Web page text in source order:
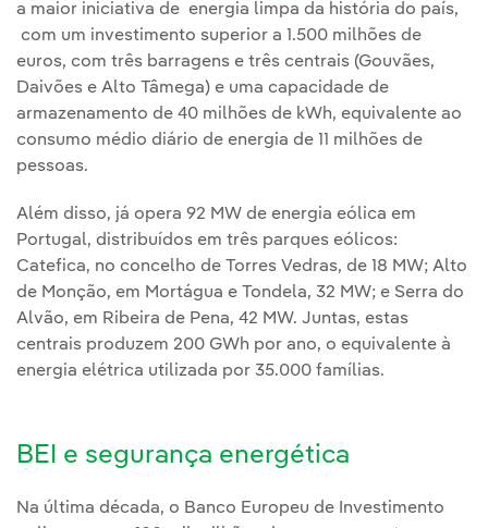
a maior iniciativa de energia limpa da história do país,
com um investimento superior a 1.500 milhões de
euros, com três barragens e três centrais (Gouvães,
Daivões e Alto Tâmega) e uma capacidade de
armazenamento de 40 milhões de kWh, equivalente ao
consumo médio diário de energia de 11 milhões de
pessoas.
Além disso, já opera 92 MW de energia eólica em
Portugal, distribuídos em três parques eólicos:
Catefica, no concelho de Torres Vedras, de 18 MW; Alto
de Monção, em Mortágua e Tondela, 32 MW; e Serra do
Alvão, em Ribeira de Pena, 42 MW. Juntas, estas
centrais produzem 200 GWh por ano, o equivalente à
energia elétrica utilizada por 35.000 famílias.
BEI e segurança energética
Na última década, o Banco Europeu de Investimento